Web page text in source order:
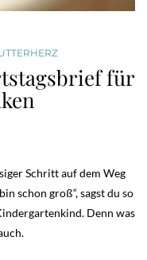
für
Schritt auf dem Weg
schon groß“, sagst du so
Denn was